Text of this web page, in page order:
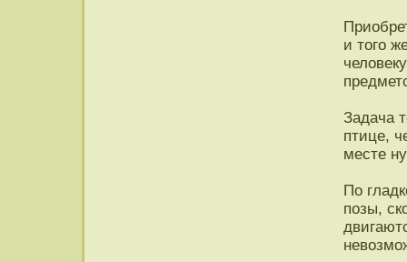
и того
Задача
птице,
месте
По
позы,